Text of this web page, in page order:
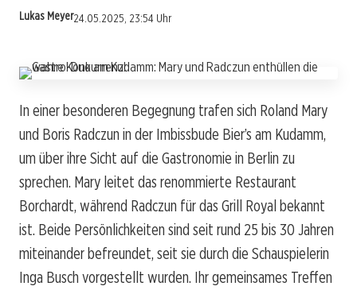
Lukas Meyer24.05.2025, 23:54 Uhr
In einer besonderen Begegnung trafen sich Roland Mary
und Boris Radczun in der Imbissbude Bier’s am Kudamm,
um über ihre Sicht auf die Gastronomie in Berlin zu
sprechen. Mary leitet das renommierte Restaurant
Borchardt, während Radczun für das Grill Royal bekannt
ist. Beide Persönlichkeiten sind seit rund 25 bis 30 Jahren
miteinander befreundet, seit sie durch die Schauspielerin
Inga Busch vorgestellt wurden. Ihr gemeinsames Treffen